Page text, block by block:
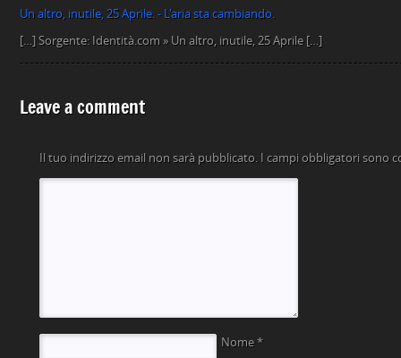
Un altro, inutile, 25 Aprile. - L'aria sta cambiando.
[…] Sorgente: Identità.com » Un altro, inutile, 25 Aprile […]
Leave a comment
Il tuo indirizzo email non sarà pubblicato. I campi obbligatori sono
Nome *